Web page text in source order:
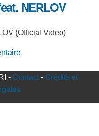
NERLOV
(Official Video)
ça" feat. NERLOV
- Contact - Crédits et